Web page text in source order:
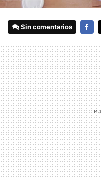
Sin comentarios